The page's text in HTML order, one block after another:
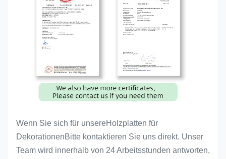
Wenn Sie sich für unsereHolzplatten für
DekorationenBitte kontaktieren Sie uns direkt. Unser
Team wird innerhalb von 24 Arbeitsstunden antworten,